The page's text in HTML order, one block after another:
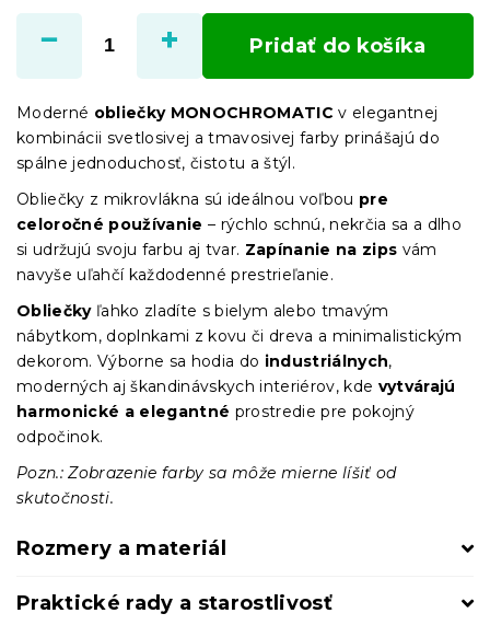
cena:
Pridať do košíka
Moderné obliečky MONOCHROMATIC v elegantnej
kombinácii svetlosivej a tmavosivej farby prinášajú do
spálne jednoduchosť, čistotu a štýl.
Obliečky z mikrovlákna sú ideálnou voľbou pre
celoročné používanie – rýchlo schnú, nekrčia sa a dlho
si udržujú svoju farbu aj tvar. Zapínanie na zips vám
navyše uľahčí každodenné prestrieľanie.
Obliečkyľahko zladíte s bielym alebo tmavým
nábytkom, doplnkami z kovu či dreva a minimalistickým
dekorom. Výborne sa hodia do industriálnych,
moderných aj škandinávskych interiérov, kde vytvárajú
harmonické a elegantné prostredie pre pokojný
odpočinok.
Pozn.: Zobrazenie farby sa môže mierne líšiť od
skutočnosti.
Rozmery a materiál
Praktické rady a starostlivosť